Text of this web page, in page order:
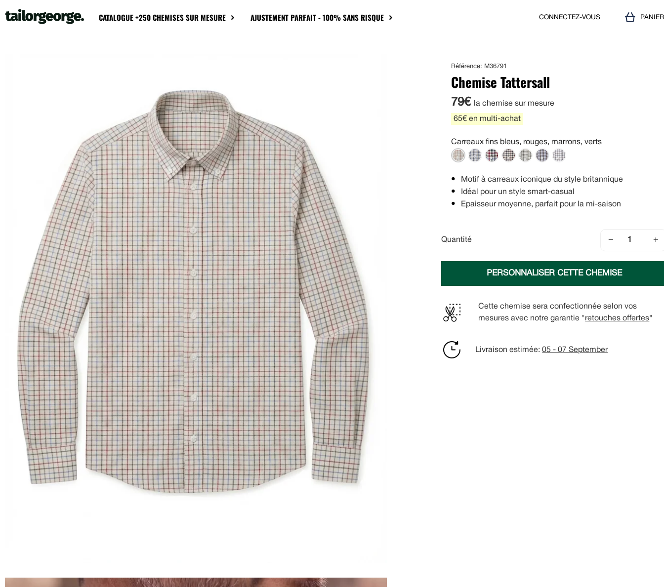
CATALOGUE +250 CHEMISES SUR MESURE AJUSTEMENT PARFAIT - 100% SANS RISQUE CONNECTEZ-VOUS PANIER
Référence: M36791
Chemise Tattersall
79€ la chemise sur mesure
65€ en multi-achat
Carreaux fins bleus, rouges, marrons, verts
Motif à carreaux iconique du style britannique
Idéal pour un style smart-casual
Epaisseur moyenne, parfait pour la mi-saison
Quantité − +
PERSONNALISER CETTE CHEMISE
Cette chemise sera confectionnée selon vos
mesures avec notre garantie " retouches offertes"
Livraison estimée:05 - 07 September